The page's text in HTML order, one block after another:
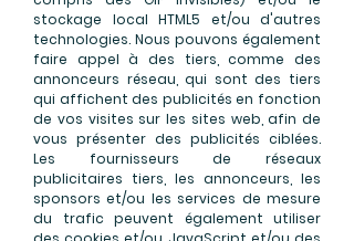
stockage local HTML5 et/ou d'autres
technologies. Nous pouvons également
faire appel à des tiers, comme des
annonceurs réseau, qui sont des tiers
qui affichent des publicités en fonction
de vos visites sur les sites web, afin de
vous présenter des publicités ciblées.
Les fournisseurs de réseaux
publicitaires tiers, les annonceurs, les
sponsors et/ou les services de mesure
du trafic peuvent également utiliser